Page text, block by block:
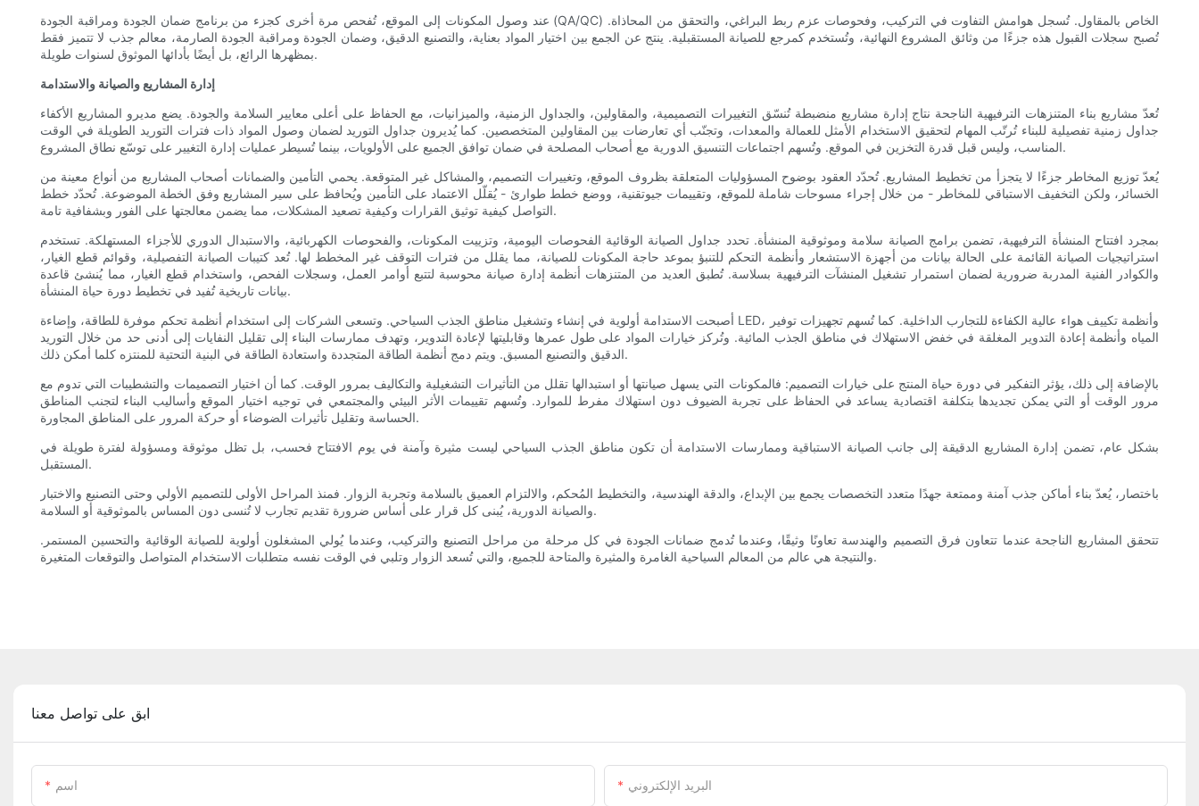
عند وصول المكونات إلى الموقع، تُفحص مرة أخرى كجزء من برنامج ضمان الجودة ومراقبة الجودة (QA/QC) الخاص بالمقاول. تُسجل هوامش التفاوت في التركيب، وفحوصات عزم ربط البراغي، والتحقق من المحاذاة.
تُصبح سجلات القبول هذه جزءًا من وثائق المشروع النهائية، وتُستخدم كمرجع للصيانة المستقبلية. ينتج عن الجمع بين اختيار المواد بعناية، والتصنيع الدقيق، وضمان الجودة ومراقبة الجودة الصارمة، معالم جذب لا تتميز فقط
بمظهرها الرائع، بل أيضًا بأدائها الموثوق لسنوات طويلة.
إدارة المشاريع والصيانة والاستدامة
تُعدّ مشاريع بناء المتنزهات الترفيهية الناجحة نتاج إدارة مشاريع منضبطة تُنسّق التغييرات التصميمية، والمقاولين، والجداول الزمنية، والميزانيات، مع الحفاظ على أعلى معايير السلامة والجودة. يضع مديرو المشاريع الأكفاء
جداول زمنية تفصيلية للبناء تُرتّب المهام لتحقيق الاستخدام الأمثل للعمالة والمعدات، وتجنّب أي تعارضات بين المقاولين المتخصصين. كما يُديرون جداول التوريد لضمان وصول المواد ذات فترات التوريد الطويلة في الوقت
المناسب، وليس قبل قدرة التخزين في الموقع. وتُسهم اجتماعات التنسيق الدورية مع أصحاب المصلحة في ضمان توافق الجميع على الأولويات، بينما تُسيطر عمليات إدارة التغيير على توسّع نطاق المشروع.
يُعدّ توزيع المخاطر جزءًا لا يتجزأ من تخطيط المشاريع. تُحدّد العقود بوضوح المسؤوليات المتعلقة بظروف الموقع، وتغييرات التصميم، والمشاكل غير المتوقعة. يحمي التأمين والضمانات أصحاب المشاريع من أنواع معينة من
الخسائر، ولكن التخفيف الاستباقي للمخاطر - من خلال إجراء مسوحات شاملة للموقع، وتقييمات جيوتقنية، ووضع خطط طوارئ - يُقلّل الاعتماد على التأمين ويُحافظ على سير المشاريع وفق الخطة الموضوعة. تُحدّد خطط
التواصل كيفية توثيق القرارات وكيفية تصعيد المشكلات، مما يضمن معالجتها على الفور وبشفافية تامة.
بمجرد افتتاح المنشأة الترفيهية، تضمن برامج الصيانة سلامة وموثوقية المنشأة. تحدد جداول الصيانة الوقائية الفحوصات اليومية، وتزييت المكونات، والفحوصات الكهربائية، والاستبدال الدوري للأجزاء المستهلكة. تستخدم
استراتيجيات الصيانة القائمة على الحالة بيانات من أجهزة الاستشعار وأنظمة التحكم للتنبؤ بموعد حاجة المكونات للصيانة، مما يقلل من فترات التوقف غير المخطط لها. تُعد كتيبات الصيانة التفصيلية، وقوائم قطع الغيار،
والكوادر الفنية المدربة ضرورية لضمان استمرار تشغيل المنشآت الترفيهية بسلاسة. تُطبق العديد من المتنزهات أنظمة إدارة صيانة محوسبة لتتبع أوامر العمل، وسجلات الفحص، واستخدام قطع الغيار، مما يُنشئ قاعدة
بيانات تاريخية تُفيد في تخطيط دورة حياة المنشأة.
أصبحت الاستدامة أولوية في إنشاء وتشغيل مناطق الجذب السياحي. وتسعى الشركات إلى استخدام أنظمة تحكم موفرة للطاقة، وإضاءة LED، وأنظمة تكييف هواء عالية الكفاءة للتجارب الداخلية. كما تُسهم تجهيزات توفير
المياه وأنظمة إعادة التدوير المغلقة في خفض الاستهلاك في مناطق الجذب المائية. وتُركز خيارات المواد على طول عمرها وقابليتها لإعادة التدوير، وتهدف ممارسات البناء إلى تقليل النفايات إلى أدنى حد من خلال التوريد
الدقيق والتصنيع المسبق. ويتم دمج أنظمة الطاقة المتجددة واستعادة الطاقة في البنية التحتية للمنتزه كلما أمكن ذلك.
بالإضافة إلى ذلك، يؤثر التفكير في دورة حياة المنتج على خيارات التصميم: فالمكونات التي يسهل صيانتها أو استبدالها تقلل من التأثيرات التشغيلية والتكاليف بمرور الوقت. كما أن اختيار التصميمات والتشطيبات التي تدوم مع
مرور الوقت أو التي يمكن تجديدها بتكلفة اقتصادية يساعد في الحفاظ على تجربة الضيوف دون استهلاك مفرط للموارد. وتُسهم تقييمات الأثر البيئي والمجتمعي في توجيه اختيار الموقع وأساليب البناء لتجنب المناطق
الحساسة وتقليل تأثيرات الضوضاء أو حركة المرور على المناطق المجاورة.
بشكل عام، تضمن إدارة المشاريع الدقيقة إلى جانب الصيانة الاستباقية وممارسات الاستدامة أن تكون مناطق الجذب السياحي ليست مثيرة وآمنة في يوم الافتتاح فحسب، بل تظل موثوقة ومسؤولة لفترة طويلة في
المستقبل.
باختصار، يُعدّ بناء أماكن جذب آمنة وممتعة جهدًا متعدد التخصصات يجمع بين الإبداع، والدقة الهندسية، والتخطيط المُحكم، والالتزام العميق بالسلامة وتجربة الزوار. فمنذ المراحل الأولى للتصميم الأولي وحتى التصنيع والاختبار
والصيانة الدورية، يُبنى كل قرار على أساس ضرورة تقديم تجارب لا تُنسى دون المساس بالموثوقية أو السلامة.
تتحقق المشاريع الناجحة عندما تتعاون فرق التصميم والهندسة تعاونًا وثيقًا، وعندما تُدمج ضمانات الجودة في كل مرحلة من مراحل التصنيع والتركيب، وعندما يُولي المشغلون أولوية للصيانة الوقائية والتحسين المستمر.
والنتيجة هي عالم من المعالم السياحية الغامرة والمثيرة والمتاحة للجميع، والتي تُسعد الزوار وتلبي في الوقت نفسه متطلبات الاستخدام المتواصل والتوقعات المتغيرة.
ابق على تواصل معنا
اسم البريد الإلكتروني